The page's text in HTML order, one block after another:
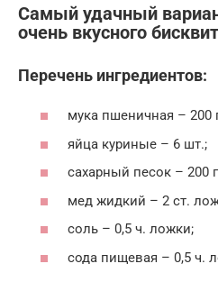
Самый удачный
очень вкусного
Перечень ингредиентов:
мука пшеничная – 200
яйца куриные – 6 шт.;
сахарный песок – 200
мед жидкий – 2 ст.
соль – 0,5 ч. ложки;
сода пищевая – 0,5 ч.